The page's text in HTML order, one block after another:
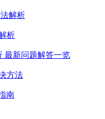
解析
析
最新问题解答一览
方法
南